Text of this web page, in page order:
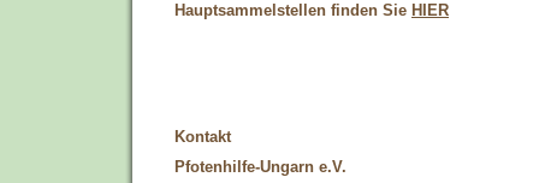
Hauptsammelstellen finden Sie HIER
Kontakt
Pfotenhilfe-Ungarn e.V.